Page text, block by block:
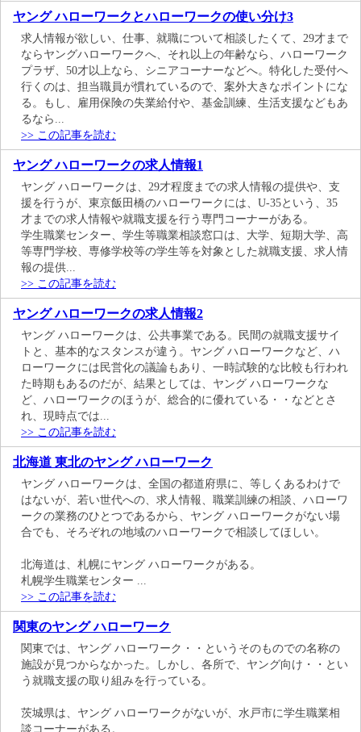
ヤング ハローワークとハローワークの使い分け3
求人情報が欲しい、仕事、就職について相談したくて、29才まで
ならヤングハローワークへ、それ以上の年齢なら、ハローワーク
プラザ、50才以上なら、シニアコーナーなどへ。特化した受付へ
行くのは、担当職員が慣れているので、案外大きなポイントにな
る。もし、雇用保険の失業給付や、基金訓練、生活支援などもあ
るなら...
>> この記事を読む
ヤング ハローワークの求人情報1
ヤング ハローワークは、29才程度までの求人情報の提供や、支
援を行うが、東京飯田橋のハローワークには、U-35という、35
才までの求人情報や就職支援を行う専門コーナーがある。
学生職業センター、学生等職業相談窓口は、大学、短期大学、高
等専門学校、専修学校等の学生等を対象とした就職支援、求人情
報の提供...
>> この記事を読む
ヤング ハローワークの求人情報2
ヤング ハローワークは、公共事業である。民間の就職支援サイ
トと、基本的なスタンスが違う。ヤング ハローワークなど、ハ
ローワークには民営化の議論もあり、一時試験的な比較も行われ
た時期もあるのだが、結果としては、ヤング ハローワークな
ど、ハローワークのほうが、総合的に優れている・・などとさ
れ、現時点では...
>> この記事を読む
北海道 東北のヤング ハローワーク
ヤング ハローワークは、全国の都道府県に、等しくあるわけで
はないが、若い世代への、求人情報、職業訓練の相談、ハローワ
ークの業務のひとつであるから、ヤング ハローワークがない場
合でも、そろぞれの地域のハローワークで相談してほしい。
北海道は、札幌にヤング ハローワークがある。
札幌学生職業センター ...
>> この記事を読む
関東のヤング ハローワーク
関東では、ヤング ハローワーク・・というそのものでの名称の
施設が見つからなかった。しかし、各所で、ヤング向け・・とい
う就職支援の取り組みを行っている。
茨城県は、ヤング ハローワークがないが、水戸市に学生職業相
談コーナーがある。